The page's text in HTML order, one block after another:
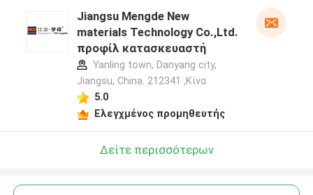
Jiangsu Mengde New
materials Technology Co.,Ltd.
προφίλ κατασκευαστή
Yanling town, Danyang city,
Jiangsu, China. 212341 ,Κίνα
5.0
Ελεγχμένος προμηθευτής
Δείτε περισσότερων